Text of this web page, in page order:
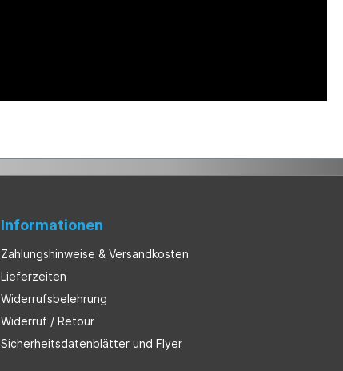
Informationen
Zahlungshinweise & Versandkosten
Lieferzeiten
Widerrufsbelehrung
Widerruf / Retour
Sicherheitsdatenblätter und Flyer